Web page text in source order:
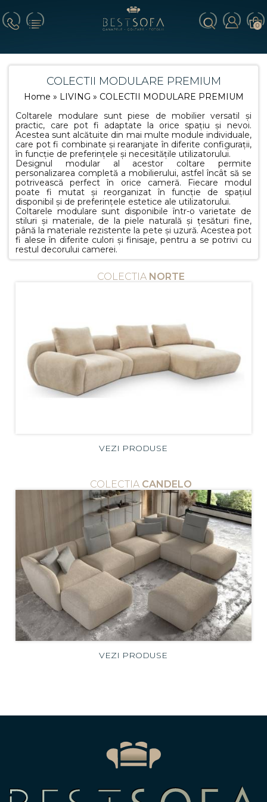
0
COLECTII MODULARE PREMIUM
Home » LIVING » COLECTII MODULARE PREMIUM
Coltarele modulare sunt piese de mobilier versatil și
practic, care pot fi adaptate la orice spațiu și nevoi.
Acestea sunt alcătuite din mai multe module individuale,
care pot fi combinate și rearanjate în diferite configurații,
în funcție de preferințele și necesitățile utilizatorului.
Designul modular al acestor coltare permite
personalizarea completă a mobilierului, astfel încât să se
potrivească perfect în orice cameră. Fiecare modul
poate fi mutat și reorganizat în funcție de spațiul
disponibil și de preferințele estetice ale utilizatorului.
Coltarele modulare sunt disponibile într-o varietate de
stiluri și materiale, de la piele naturală și țesături fine,
până la materiale rezistente la pete și uzură. Acestea pot
fi alese în diferite culori și finisaje, pentru a se potrivi cu
restul decorului camerei.
COLECTIA NORTE
VEZI PRODUSE
COLECTIA CANDELO
VEZI PRODUSE